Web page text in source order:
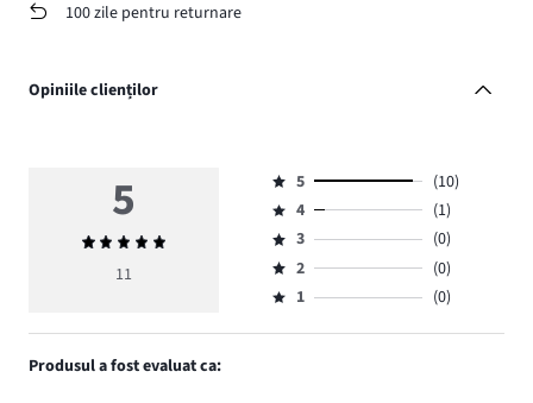
100 zile pentru returnare
Opiniile clienților
5
Evaluarea
medie
11
Evaluare
5,
numărul
de
voturi
10.
5
(10)
Evaluare
4,
numărul
de
1.
4
(1)
Evaluare
3,
numărul
3
(0)
Evaluare
2,
2
(0)
Evaluare
1,
1 (0)
Produsul a fost evaluat ca: